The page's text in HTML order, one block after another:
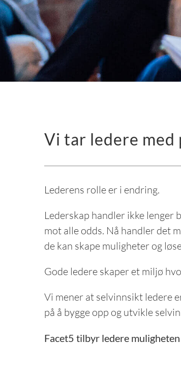
Vi tar ledere med
Lederens rolle er i endring.
Lederskap handler ikke lenger
mot alle odds. Nå handler det
de kan skape muligheter og
Gode ledere skaper et miljø
Vi mener at selvinnsikt ledere
på å bygge opp og utvikle
Facet5 tilbyr ledere